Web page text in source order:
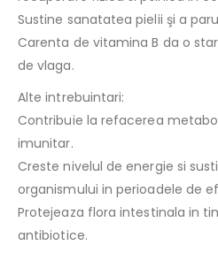
Sustine sanatatea pielii şi a
Carenta de vitamina B da o
de vlaga.
Alte intrebuintari:
Contribuie la refacerea
imunitar.
Creste nivelul de energie si
organismului in perioadele de
Protejeaza flora intestinala in
antibiotice.